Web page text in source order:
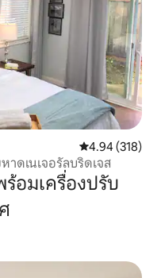
คะแนนเฉลี่ย
4.94 (318)
าดเนเจอรัลบริดเจส
อมเครื่องปรับ